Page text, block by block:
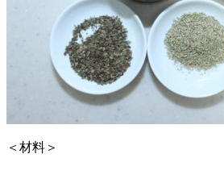
＜材料＞